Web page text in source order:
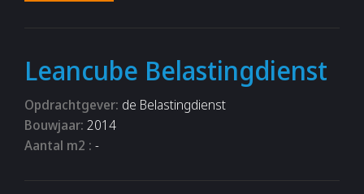
Leancube Belastingdienst
Opdrachtgever: de Belastingdienst
Bouwjaar: 2014
Aantal m2 : -